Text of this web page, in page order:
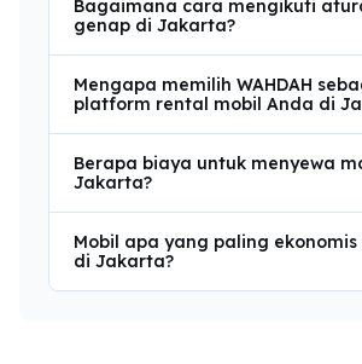
Bagaimana cara mengikuti
genap di Jakarta?
Mengapa memilih WAHDAH
platform rental mobil Anda di
Berapa biaya untuk menyewa
Jakarta?
Mobil apa yang paling ekonomis
di Jakarta?